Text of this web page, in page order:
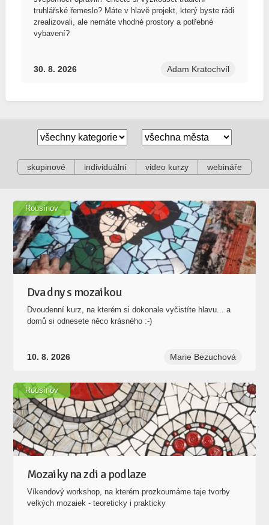
30. 8. 2026
skupinové individuální video kurzy webináře
Dva dny s mozaikou
Dvoudenní kurz, na kterém si dokonale vyčistíte hlavu... a
10. 8. 2026
Rousínov
Mozaiky na zdi a podlaze
Víkendový workshop, na kterém prozkoumáme taje tvorby
10. 8. 2026